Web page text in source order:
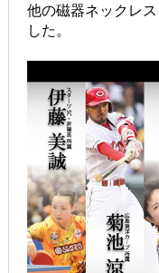
他の磁器ネックレ
した。